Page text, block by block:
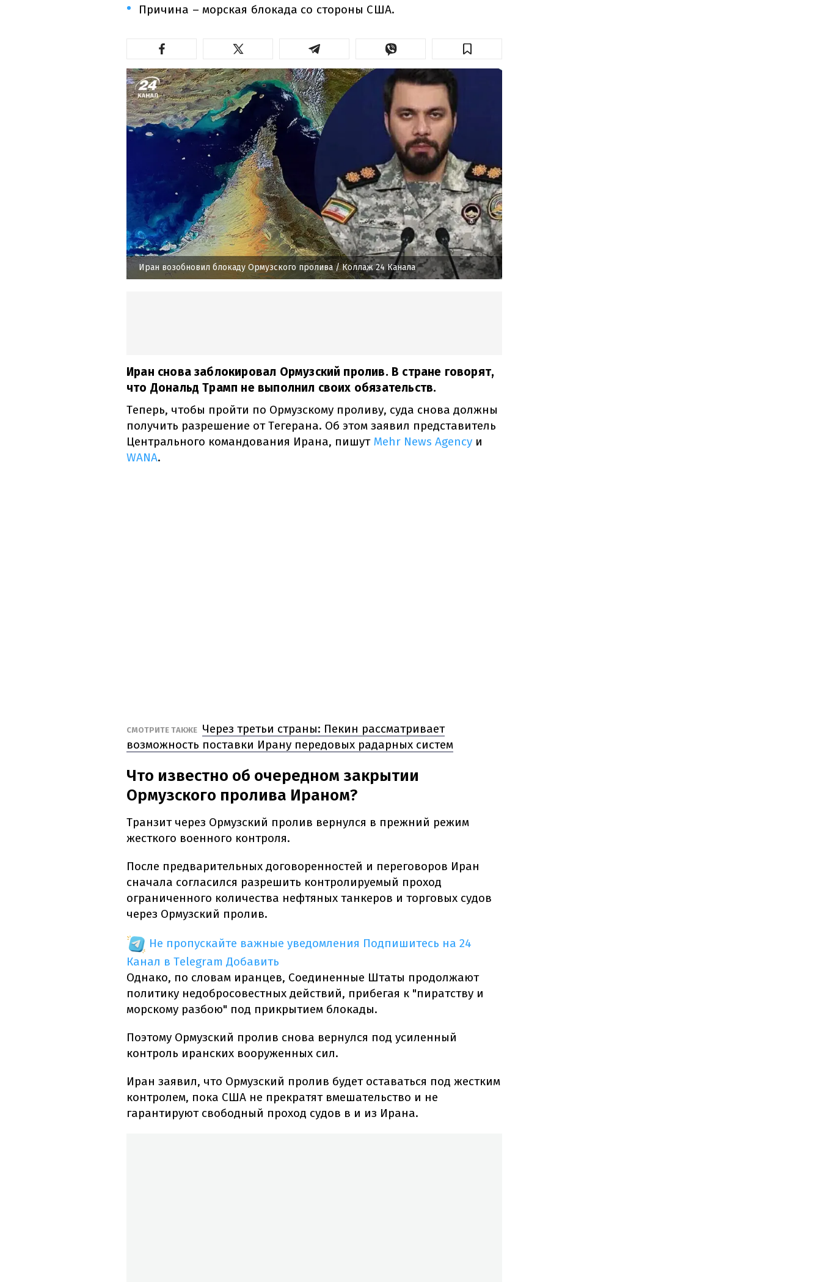
Причина – морская блокада со стороны США.
Иран возобновил блокаду Ормузского пролива/ Коллаж 24 Канала
Иран снова заблокировал Ормузский пролив. В стране говорят,
что Дональд Трамп не выполнил своих обязательств.
Теперь, чтобы пройти по Ормузскому проливу, суда снова должны
получить разрешение от Тегерана. Об этом заявил представитель
Центрального командования Ирана, пишут Mehr News Agency и
WANA.
СМОТРИТЕ ТАКЖЕ Через третьи страны: Пекин рассматривает
возможность поставки Ирану передовых радарных систем
Что известно об очередном закрытии
Ормузского пролива Ираном?
Транзит через Ормузский пролив вернулся в прежний режим
жесткого военного контроля.
После предварительных договоренностей и переговоров Иран
сначала согласился разрешить контролируемый проход
ограниченного количества нефтяных танкеров и торговых судов
через Ормузский пролив.
Не пропускайте важные уведомления Подпишитесь на 24
Канал в Telegram Добавить
Однако, по словам иранцев, Соединенные Штаты продолжают
политику недобросовестных действий, прибегая к "пиратству и
морскому разбою" под прикрытием блокады.
Поэтому Ормузский пролив снова вернулся под усиленный
контроль иранских вооруженных сил.
Иран заявил, что Ормузский пролив будет оставаться под жестким
контролем, пока США не прекратят вмешательство и не
гарантируют свободный проход судов в и из Ирана.